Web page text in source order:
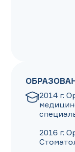
2014 г.
2016 г.